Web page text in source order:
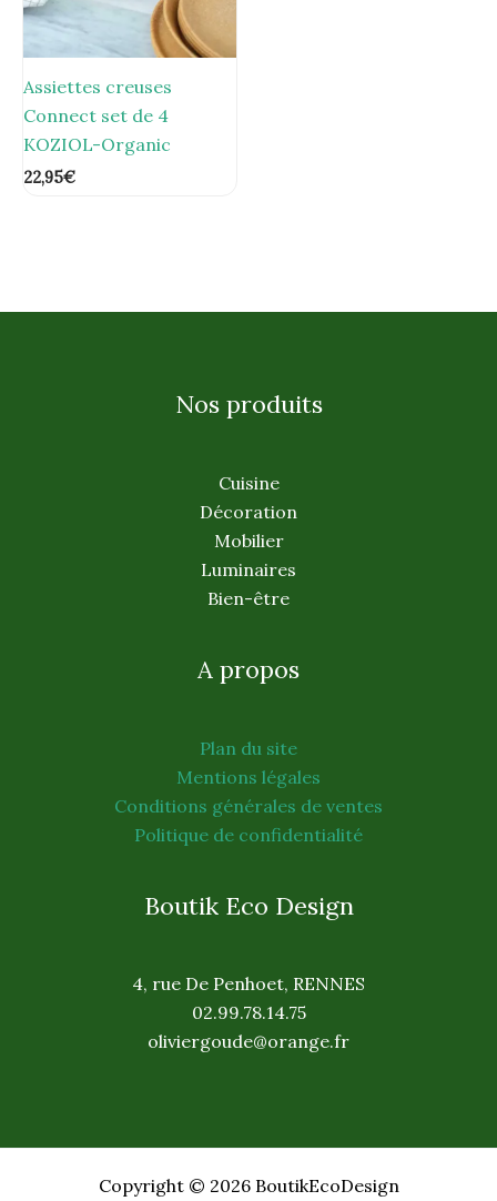
Assiettes creuses
Connect set de 4
KOZIOL-Organic
22,95€
Nos produits
Cuisine
Décoration
Mobilier
Luminaires
Bien-être
A propos
Plan du site
Mentions légales
Conditions générales de ventes
Politique de confidentialité
Boutik Eco Design
4, rue De Penhoet, RENNES
02.99.78.14.75
oliviergoude@orange.fr
Copyright © 2026 BoutikEcoDesign